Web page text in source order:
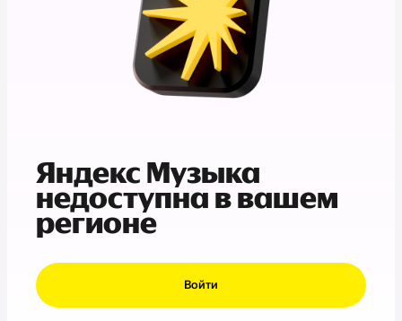
Яндекс Музыка
недоступна в вашем
регионе
Войти